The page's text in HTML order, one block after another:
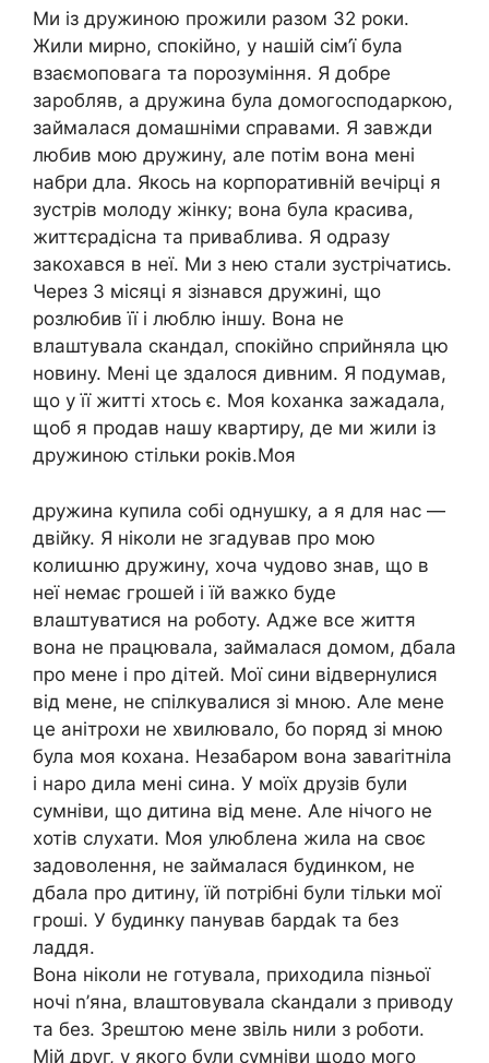
Ми із дружиною прожили разом 32 роки.
Жили мирно, спокійно, у нашій сім’ї була
взаємоповага та порозуміння. Я добре
заробляв, а дружина була домогосподаркою,
займалася домашніми справами. Я завжди
любив мою дружину, але потім вона мені
набри дла. Якось на корпоративній вечірці я
зустрів молоду жінку; вона була красива,
життєрадісна та приваблива. Я одразу
закохався в неї. Ми з нею стали зустрічатись.
Через 3 місяці я зізнався дружині, що
розлюбив її і люблю іншу. Вона не
влаштувала скандал, спокійно сприйняла цю
новину. Мені це здалося дивним. Я подумав,
що у її житті хтось є. Моя kоханка зажадала,
щоб я продав нашу квартиру, де ми жили із
дружиною стільки років.Моя
дружина купила собі однушку, а я для нас —
двійку. Я ніколи не згадував про мою
колиաню дружину, хоча чудово знав, що в
неї немає грошей і їй важко буде
влаштуватися на роботу. Адже все життя
вона не працювала, займалася домом, дбала
про мене і про дітей. Мої сини відвернулися
від мене, не спілкувалися зі мною. Але мене
це анітрохи не хвилювало, бо поряд зі мною
була моя кохана. Незабаром вона заваrітніла
і наро дила мені сина. У моїх друзів були
сумніви, що дитина від мене. Але нічого не
хотів слухати. Моя улюблена жила на своє
задоволення, не займалася будинком, не
дбала про дитину, їй потрібні були тільки мої
гроші. У будинку панував бардаk та без
ладдя.
Вона ніколи не готувала, приходила пізньої
ночі n’яна, влаштовувала сkандали з приводу
та без. Зрештою мене звіль нили з роботи.
Мій друг, у якого були сумніви щодо мого